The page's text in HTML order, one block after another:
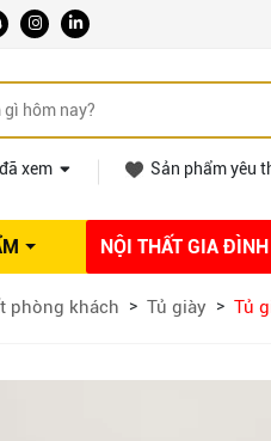
xem Sản phẩm yêu
NỘI THẤT GIA ĐÌNH
Báo giá Nội thất
phòng khách Tủ giày Tủ